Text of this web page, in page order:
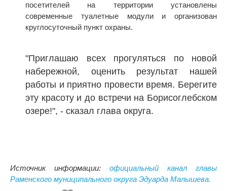
посетителей на территории установлены
современные туалетные модули и организован
круглосуточный пункт охраны.
"Приглашаю всех прогуляться по новой
набережной, оценить результат нашей
работы и приятно провести время. Берегите
эту красоту и до встречи на Борисоглебском
озере!", - сказал глава округа.
Источник информации: официальный канал главы
Раменского муниципального округа Эдуарда Малышева.